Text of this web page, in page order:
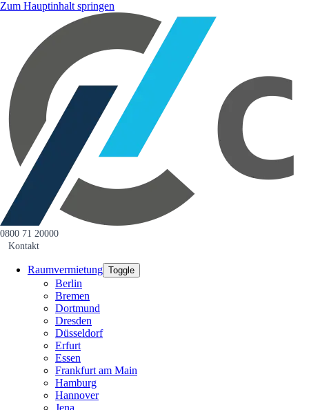
Zum Hauptinhalt springen
0800 71 20000
Kontakt
Raumvermietung Toggle
Berlin
Bremen
Dortmund
Dresden
Düsseldorf
Erfurt
Essen
Frankfurt am Main
Hamburg
Hannover
Jena